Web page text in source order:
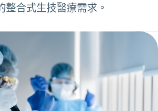
合式生技醫療需求。